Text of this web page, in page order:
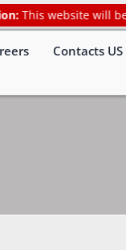
website will be
Contacts US